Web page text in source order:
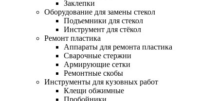
Заклепки
Оборудование для замены стекол
Подъемники для стекол
Инструмент для стёкол
Ремонт пластика
Аппараты для ремонта пластика
Сварочные стержни
Армирующие сетки
Ремонтные скобы
Инструменты для кузовных работ
Клещи обжимные